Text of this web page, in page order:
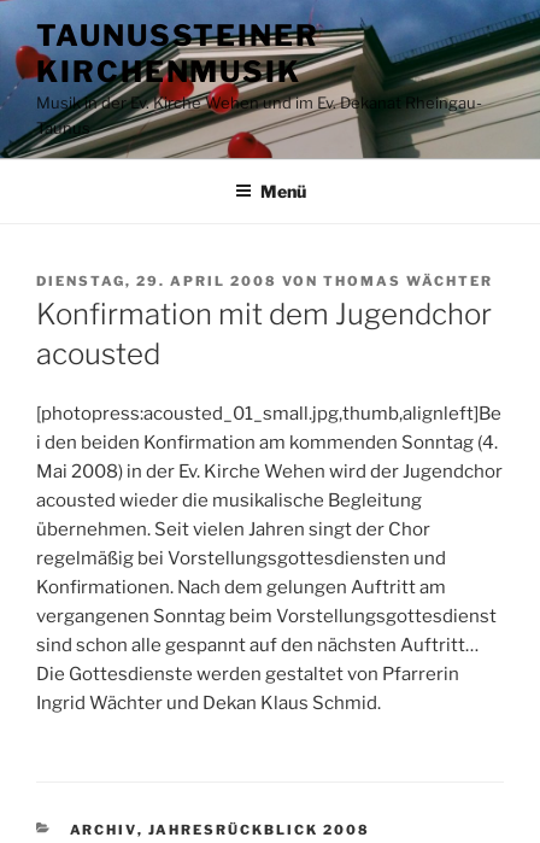
Inhalt
springen
TAUNUSSTEINER
KIRCHENMUSIK
Musik in der Ev. Kirche Wehen und im Ev. Dekanat Rheingau-
Taunus
Menü
VERÖFFENTLICHT
AM
DIENSTAG, 29. APRIL 2008 VON THOMAS WÄCHTER
Konfirmation mit dem Jugendchor
acousted
[photopress:acousted_01_small.jpg,thumb,alignleft]Be
i den beiden Konfirmation am kommenden Sonntag (4.
Mai 2008) in der Ev. Kirche Wehen wird der Jugendchor
acousted wieder die musikalische Begleitung
übernehmen. Seit vielen Jahren singt der Chor
regelmäßig bei Vorstellungsgottesdiensten und
Konfirmationen. Nach dem gelungen Auftritt am
vergangenen Sonntag beim Vorstellungsgottesdienst
sind schon alle gespannt auf den nächsten Auftritt…
Die Gottesdienste werden gestaltet von Pfarrerin
Ingrid Wächter und Dekan Klaus Schmid.
KATEGORIEN
ARCHIV, JAHRESRÜCKBLICK 2008